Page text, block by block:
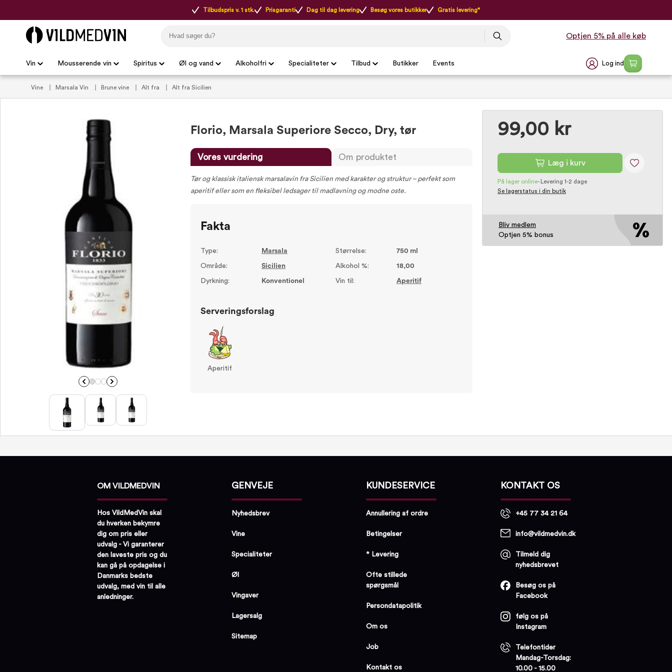
Tilbudspris v. 1 stk. Prisgaranti Dag til dag levering Besøg vores butikker Gratis levering*
Optjen 5% på alle køb
Vin Mousserende vin Spiritus Øl og vand Alkoholfri Specialiteter Tilbud Butikker Events Log ind
Vine Marsala Vin Brune vine Alt fra Alt fra Sicilien
99,00 kr
Læg i kurv
På lager online-
Levering 1-2 dage
Se lagerstatus i din butik
Bliv medlem
Optjen 5% bonus
Florio, Marsala Superiore Secco, Dry, tør
Vores vurdering Om produktet
Tør og klassisk italiensk marsalavin fra Sicilien med karakter og struktur – perfekt som
aperitif eller som en fleksibel ledsager til madlavning og modne oste.
Fakta
Type: Marsala
Område: Sicilien
Dyrkning: Konventionel
Størrelse: 750 ml
Alkohol %: 18,00
Vin til: Aperitif
Serveringsforslag
Aperitif
OM VILDMEDVIN
Hos VildMedVin skal
du hverken bekymre
dig om pris eller
udvalg - Vi garanterer
den laveste pris og du
kan gå på opdagelse i
Danmarks bedste
udvalg, med vin til alle
anledninger.
GENVEJE
Nyhedsbrev
Vine
Specialiteter
Øl
Vingaver
Lagersalg
Sitemap
KUNDESERVICE
Annullering af ordre
Betingelser
* Levering
Ofte stillede
spørgsmål
Persondatapolitik
Om os
Job
Kontakt os
KONTAKT OS
+45 77 34 21 64
info@vildmedvin.dk
Tilmeld dig
nyhedsbrevet
Besøg os på
Facebook
følg os på
Instagram
Telefontider
Mandag-Torsdag:
10.00 - 15.00